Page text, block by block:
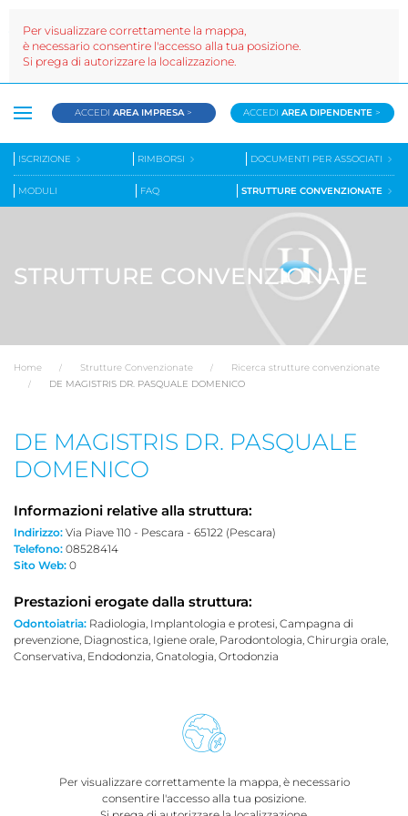
ACCEDIAREA IMPRESA > ACCEDIAREA DIPENDENTE >
ISCRIZIONE RIMBORSI DOCUMENTI PER ASSOCIATI
MODULI FAQ STRUTTURE CONVENZIONATE
STRUTTURE CONVENZIONATE
Home Strutture Convenzionate
Ricerca strutture convenzionate
DE MAGISTRIS DR. PASQUALE DOMENICO
DE MAGISTRIS DR. PASQUALE
DOMENICO
Informazioni relative alla struttura:
Indirizzo: Via Piave 110 - Pescara - 65122 (Pescara)
Telefono: 08528414
Sito Web: 0
Prestazioni erogate dalla struttura:
Odontoiatria: Radiologia, Implantologia e protesi, Campagna di
prevenzione, Diagnostica, Igiene orale, Parodontologia, Chirurgia orale,
Conservativa, Endodonzia, Gnatologia, Ortodonzia
Per visualizzare correttamente la mappa, è necessario
consentire l'accesso alla tua posizione.
Per visualizzare correttamente la mappa,
è necessario consentire l'accesso alla tua posizione.
Si prega di autorizzare la localizzazione.